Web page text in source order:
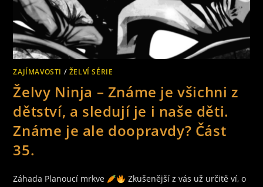
ZAJÍMAVOSTI / ŽELVÍ SÉRIE
Želvy Ninja – Známe je všichni z
dětství, a sledují je i naše děti.
Známe je ale doopravdy? Část
35.
Záhada Planoucí mrkve
Zkušenější z vás už určitě ví, o